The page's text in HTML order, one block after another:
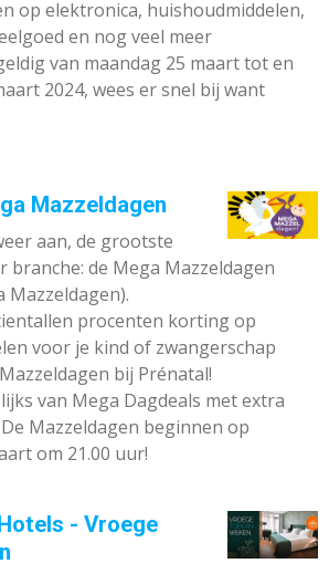
op elektronica, huishoudmiddelen,
en nog veel meer
van maandag 25 maart tot en
2024, wees er snel bij want
Mazzeldagen
aan, de grootste
branche: de Mega Mazzeldagen
Mazzeldagen).
procenten korting op
voor je kind of zwangerschap
bij Prénatal!
van Mega Dagdeals met extra
Mazzeldagen beginnen op
om 21.00 uur!
- Vroege